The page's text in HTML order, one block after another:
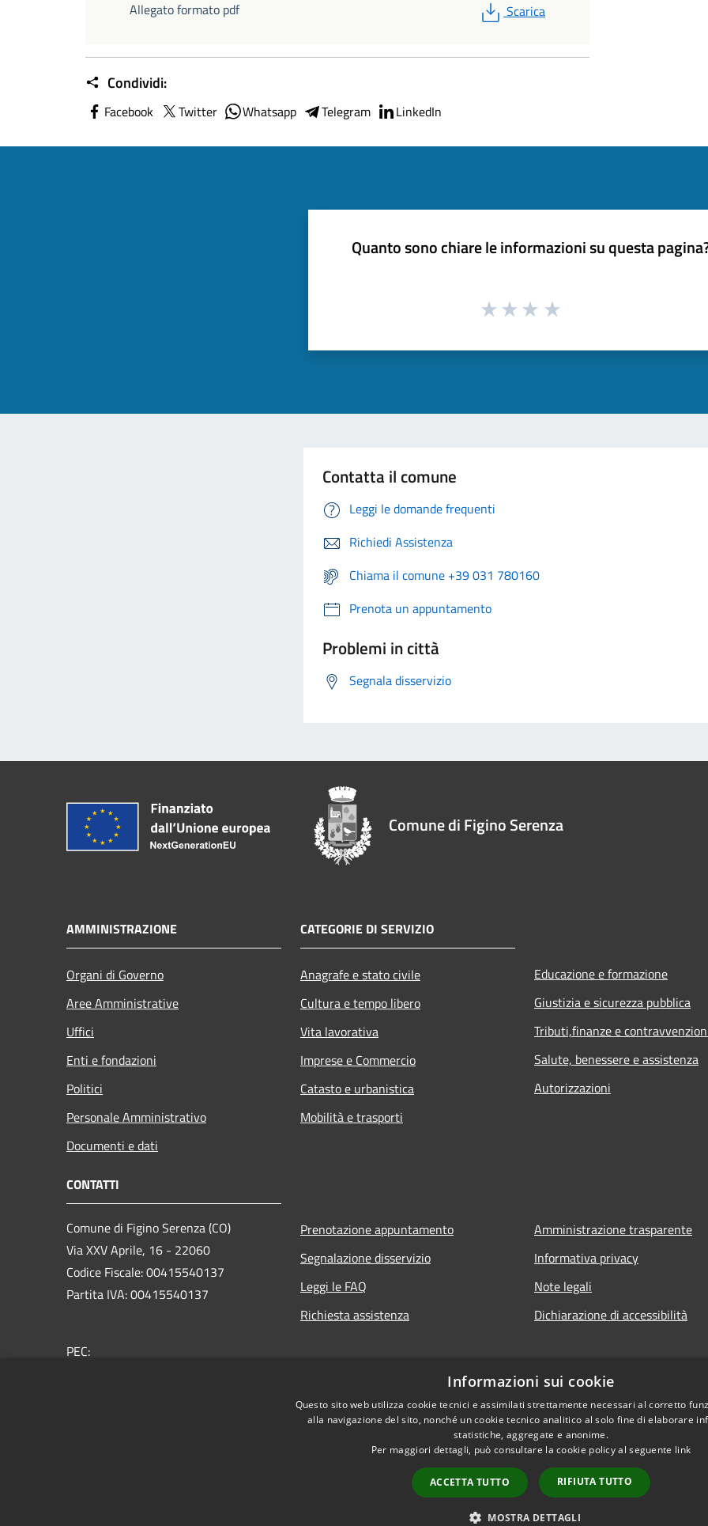
Allegato formato pdf
PDF
Scarica
Condividi:
Facebook Twitter Whatsapp Telegram LinkedIn
Quanto sono chiare le informazioni su questa
Contatta il comune
Leggi le domande frequenti
Richiedi Assistenza
Chiama il comune +39 031 780160
Prenota un appuntamento
Problemi in città
Segnala disservizio
Comune di Figino Serenza
AMMINISTRAZIONE
Organi di Governo
Aree Amministrative
Uffici
Enti e fondazioni
Politici
Personale Amministrativo
Documenti e dati
CATEGORIE DI SERVIZIO
Anagrafe e stato civile
Cultura e tempo libero
Vita lavorativa
Imprese e Commercio
Catasto e urbanistica
Mobilità e trasporti
Educazione e formazione
Giustizia e sicurezza pubblica
Tributi,finanze e
Salute, benessere e assistenza
Autorizzazioni
CONTATTI
Comune di Figino Serenza (CO)
Via XXV Aprile, 16 - 22060
Codice Fiscale: 00415540137
Partita IVA: 00415540137
PEC:
Prenotazione appuntamento
Segnalazione disservizio
Leggi le FAQ
Richiesta assistenza
Amministrazione trasparente
Informativa privacy
Note legali
Dichiarazione di accessibilità
Copyright © 2026 •
Informazioni sui cookie
Questo sito web utilizza cookie tecnici e assimilati strettamente necessari al corretto
alla navigazione del sito, nonché un cookie tecnico analitico al solo fine di elaborare
statistiche, aggregate e anonime.
Per maggiori dettagli, può consultare la cookie policy al seguente link
ACCETTA TUTTO RIFIUTA TUTTO
MOSTRA DETTAGLI